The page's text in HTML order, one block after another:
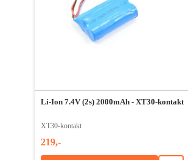
Li-Ion 7.4V (2s) 2000mAh - XT30-kontakt
XT30-kontakt
219,-